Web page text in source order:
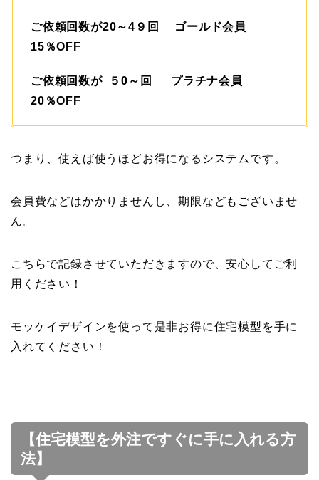
ご依頼回数が20～4９回 ゴールド会員
15％OFF
ご依頼回数が ５0～回 プラチナ会員
20％OFF
つまり、使えば使うほどお得になるシステムです。
会員費などはかかりませんし、期限などもございませ
ん。
こちらで記録させていただきますので、安心してご利
用ください！
モッケイデザインを使って是非お得に住宅模型を手に
入れてください！
【住宅模型を外注ですぐに手に入れる方
法】